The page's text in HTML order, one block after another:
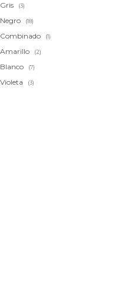
Gris (3)
Negro (18)
Combinado (1)
Amarillo (2)
Blanco (7)
Violeta (3)